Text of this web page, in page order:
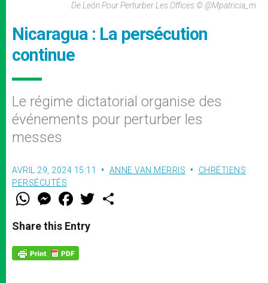
De León Pour Perturber Les Offices © @mpatricia_m
Nicaragua : La persécution
continue
Le régime dictatorial organise des
événements pour perturber les
messes
AVRIL 29, 2024 15:11 ANNE VAN MERRIS
CHRÉTIENS
PERSÉCUTÉS
W
t
s
p
p
M
e
s
e
g
e
F
a
e
b
o
k
w
Share this Entry